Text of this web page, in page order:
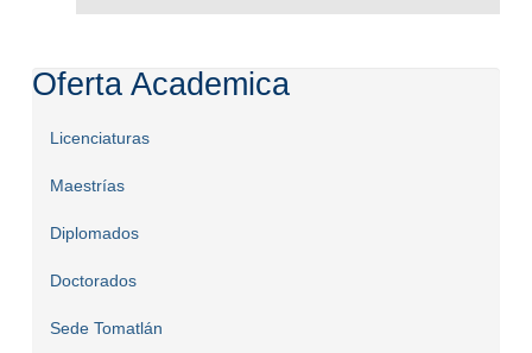
Oferta Academica
Licenciaturas
Maestrías
Diplomados
Doctorados
Sede Tomatlán